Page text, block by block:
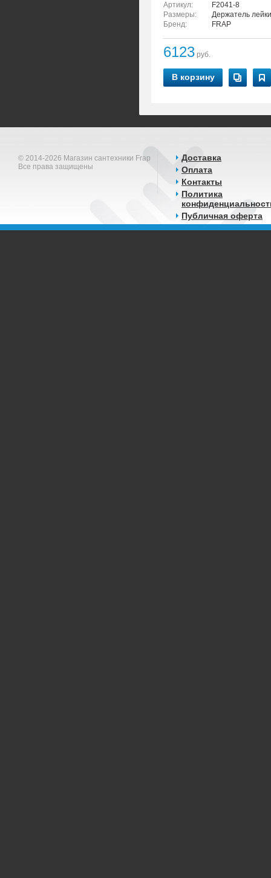
Артикул:
F2041-8
Размеры:
Держатель
Бренд:
FRAP
6123 руб.
В корзину
© 2014-2026 Магазин сантехники Frap
Все права защищены
Доставка
Оплата
Контакты
Политика
Публичная оферта